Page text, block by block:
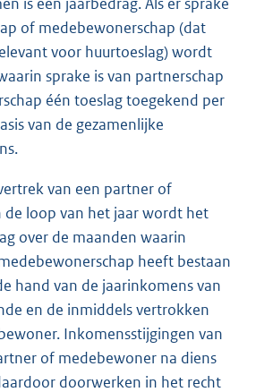
of medebewonerschap (dat
voor huurtoeslag) wordt
sprake is van partnerschap
één toeslag toegekend per
van de gezamenlijke
van een partner of
de loop van het jaar wordt het
over de maanden waarin
heeft bestaan
hand van de jaarinkomens van
en de inmiddels vertrokken
Inkomensstijgingen van
of medebewoner na diens
doorwerken in het recht